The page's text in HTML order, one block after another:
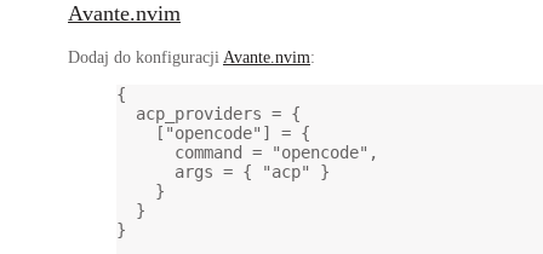
Avante.nvim
Dodaj do konfiguracji Avante.nvim:
{
acp_providers = {
[ "opencode" ] = {
command = "opencode" ,
args = { "acp" }
}
}
}